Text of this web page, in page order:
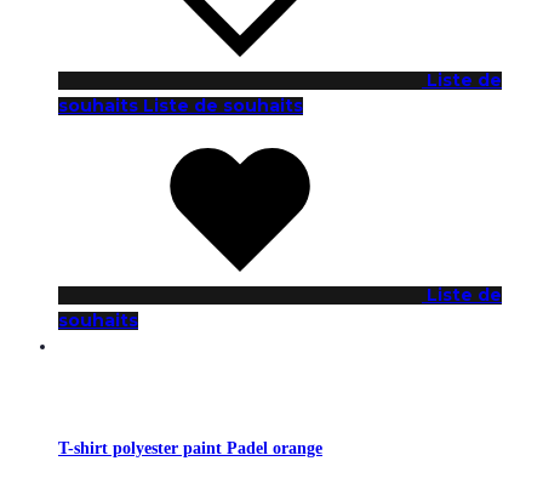
Liste de
souhaits Liste de souhaits
Liste de
souhaits
T-shirt polyester paint Padel orange